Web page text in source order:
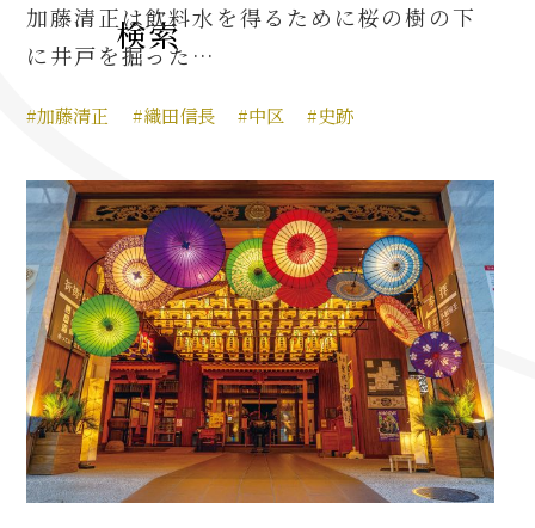
信長攻路
家康関連 史跡 一覧
家康グルメ・土産 一覧
名古屋＜家康＞観光モデルコース
前田利家と名古屋の関係
加藤清正は飲料水を得るために桜の樹の下
に井戸を掘った…
#加藤清正 #織田信長 #中区 #史跡